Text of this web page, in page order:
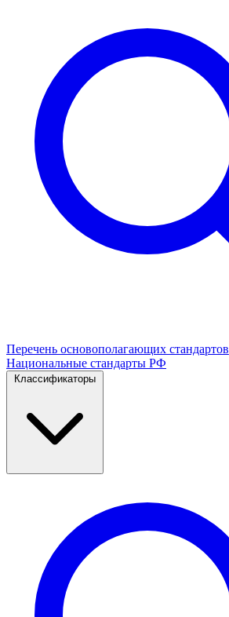
Перечень основополагающих стандартов
Национальные стандарты РФ
Классификаторы